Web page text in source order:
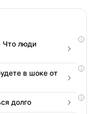
i
Что люди
i
в шоке от
i
долго